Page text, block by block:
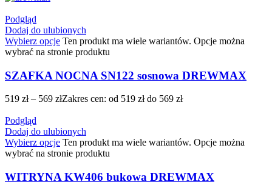
Podgląd
Dodaj do ulubionych
Wybierz opcje Ten produkt ma wiele wariantów. Opcje można
wybrać na stronie produktu
SZAFKA NOCNA SN122 sosnowa DREWMAX
519 zł – 569 złZakres cen: od 519 zł do 569 zł
Podgląd
Dodaj do ulubionych
Wybierz opcje Ten produkt ma wiele wariantów. Opcje można
wybrać na stronie produktu
WITRYNA KW406 bukowa DREWMAX